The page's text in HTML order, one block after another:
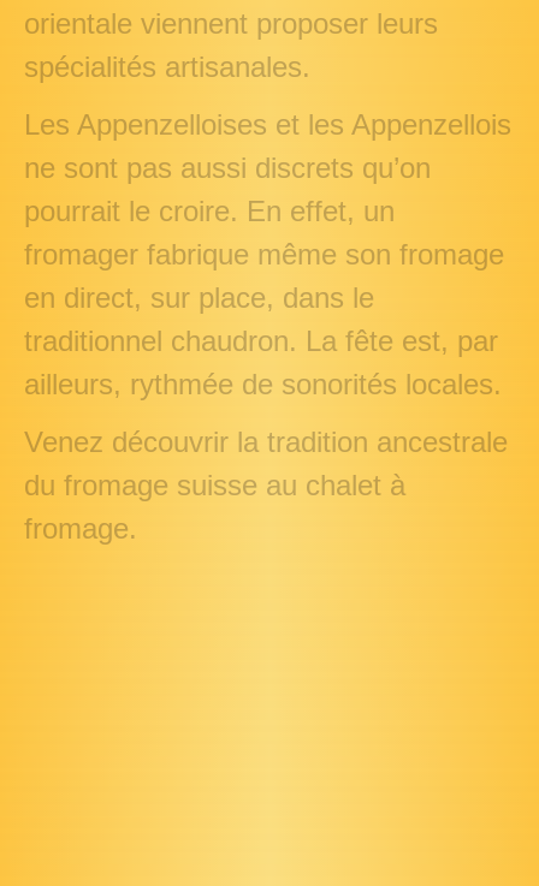
orientale viennent proposer leurs
spécialités artisanales.
Les Appenzelloises et les Appenzellois
ne sont pas aussi discrets qu’on
pourrait le croire. En effet, un
fromager fabrique même son fromage
en direct, sur place, dans le
traditionnel chaudron. La fête est, par
ailleurs, rythmée de sonorités locales.
Venez découvrir la tradition ancestrale
du fromage suisse au chalet à
fromage.